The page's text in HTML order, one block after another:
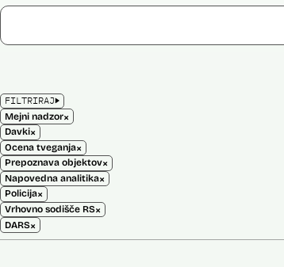
FILTRIRAJ
Mejni nadzor×
Davki×
Ocena tveganja×
Prepoznava objektov×
Napovedna analitika×
Policija×
Vrhovno sodišče RS×
DARS×